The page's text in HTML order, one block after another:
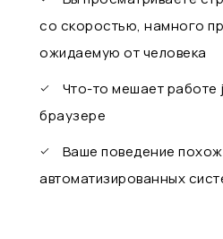
со скоростью, намного
ожидаемую от человека
Что-то мешает
браузере
Ваше поведение
автоматизированных